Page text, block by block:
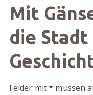
Mit
die
Felder mit * müssen